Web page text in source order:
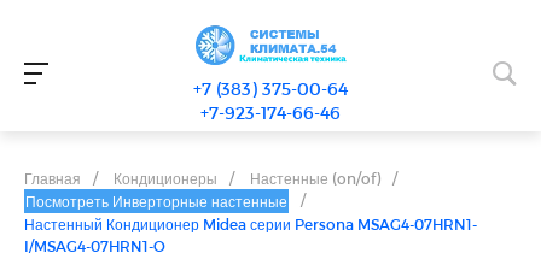
+7 (383) 375-00-64
+7-923-174-66-46
Главная / Кондиционеры / Настенные (on/of)
/
Посмотреть Инверторные настенные
/
Настенный Кондиционер Midea серии Persona MSAG4-07HRN1-
I/MSAG4-07HRN1-O